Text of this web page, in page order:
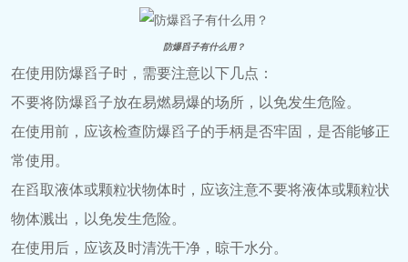
防爆舀子有什么用？
在使用防爆舀子时，需要注意以下几点：
不要将防爆舀子放在易燃易爆的场所，以免发生危险。
在使用前，应该检查防爆舀子的手柄是否牢固，是否能够正
常使用。
在舀取液体或颗粒状物体时，应该注意不要将液体或颗粒状
物体溅出，以免发生危险。
在使用后，应该及时清洗干净，晾干水分。